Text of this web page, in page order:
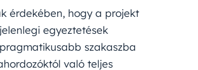
érdekében, hogy a projekt
egyeztetések
szakaszba
való teljes